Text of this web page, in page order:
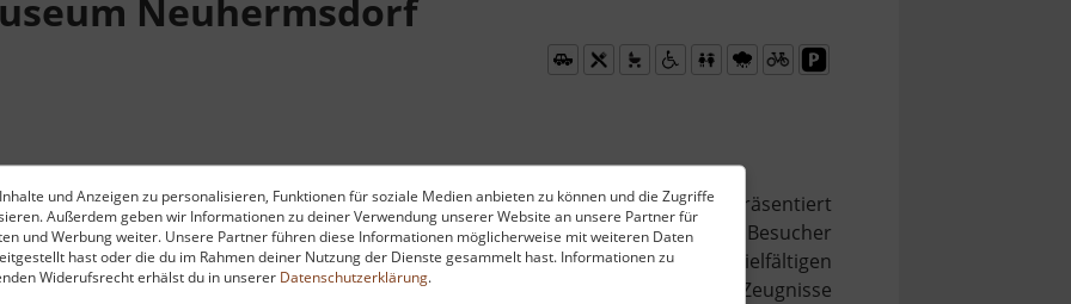
und Anzeigen zu personalisieren, Funktionen für soziale Medien anbieten zu können und die Zugriffe
Außerdem geben wir Informationen zu deiner Verwendung unserer Website an unsere Partner für
und Werbung weiter. Unsere Partner führen diese Informationen möglicherweise mit weiteren Daten
hast oder die du im Rahmen deiner Nutzung der Dienste gesammelt hast. Informationen zu
Widerufsrecht erhälst du in unserer Datenschutzerklärung.
Neuhermsdorf
Räumlichkeiten der ehemaligen Bahnhofsgebäude untergebracht ist, präsentiert
zwei Jahrzehnte hinweg mit großer Leidenschaft zusammengetragen wurde. Besucher
faszinierende Welt der Eisenbahngeschichte und des Zugverkehrs. Neben der vielfältigen
zu einer Entdeckungsreise ein, auf der noch zahlreiche Überreste und Zeugnisse